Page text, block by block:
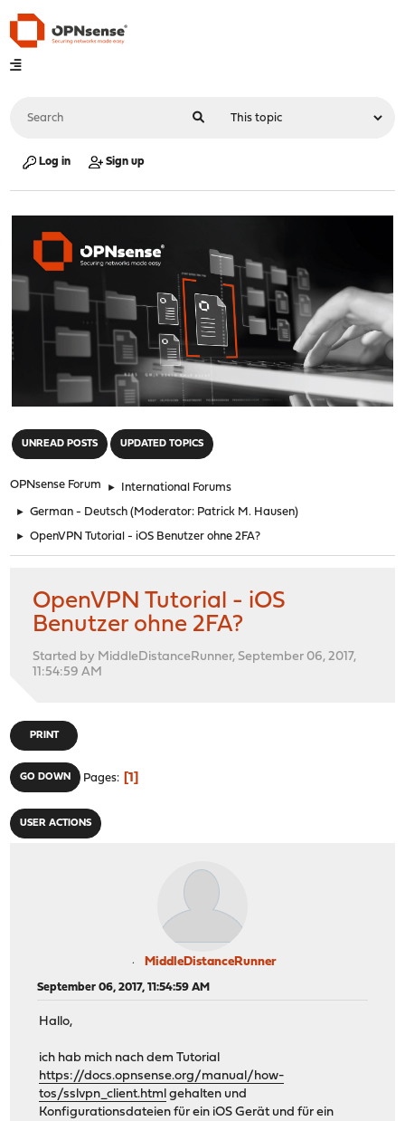
Log in Sign up
UNREAD POSTS UPDATED TOPICS
OPNsense Forum ► International Forums
► German - Deutsch (Moderator: Patrick M. Hausen)
► OpenVPN Tutorial - iOS Benutzer ohne 2FA?
OpenVPN Tutorial - iOS
Benutzer ohne 2FA?
Started by MiddleDistanceRunner, September 06, 2017,
11:54:59 AM
PRINT
GO DOWN Pages 1
USER ACTIONS
MiddleDistanceRunner
September 06, 2017, 11:54:59 AM
Hallo,
ich hab mich nach dem Tutorial
https://docs.opnsense.org/manual/how-
tos/sslvpn_client.html gehalten und
Konfigurationsdateien für ein iOS Gerät und für ein